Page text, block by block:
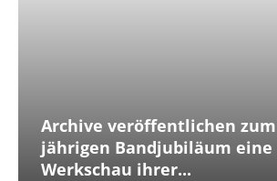
Archive veröffentlichen zum
jährigen Bandjubiläum eine
Werkschau ihrer...